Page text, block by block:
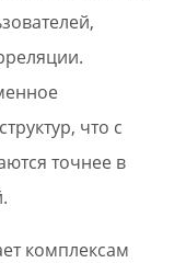
что с
точнее в
комплексам